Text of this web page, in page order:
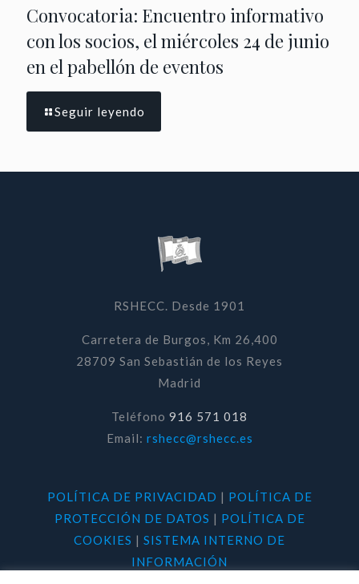
Convocatoria: Encuentro informativo
con los socios, el miércoles 24 de junio
en el pabellón de eventos
Seguir leyendo
RSHECC. Desde 1901
Carretera de Burgos, Km 26,400
28709 San Sebastián de los Reyes
Madrid
Teléfono 916 571 018
Email: rshecc@rshecc.es
POLÍTICA DE PRIVACIDAD | POLÍTICA DE
PROTECCIÓN DE DATOS | POLÍTICA DE
COOKIES | SISTEMA INTERNO DE
INFORMACIÓN